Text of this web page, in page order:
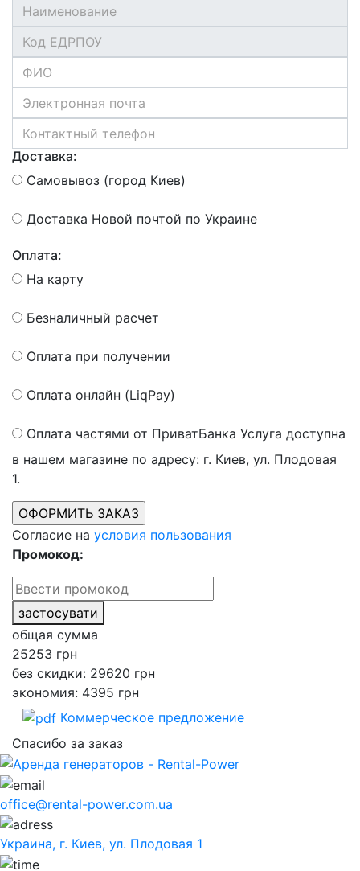
Доставка:
Самовывоз (город Киев)
Доставка Новой почтой по Украине
Оплата:
На карту
Безналичный расчет
Оплата при получении
Оплата онлайн (LiqPay)
Оплата частями от ПриватБанка Услуга доступна
в нашем магазине по адресу: г. Киев, ул. Плодовая
1.
Согласие на условия пользования
Промокод:
застосувати
общая сумма
25253 грн
без скидки: 29620 грн
экономия: 4395 грн
Коммерческое предложение
Спасибо за заказ
office@rental-power.com.ua
Украина, г. Киев, ул. Плодовая 1